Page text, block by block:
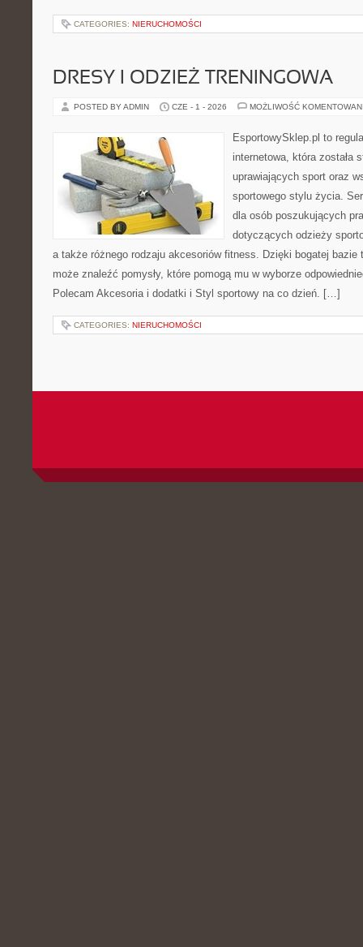
CATEGORIES: NIERUCHOMOŚCI
DRESY I ODZIEŻ TRENINGOWA
POSTED BY ADMIN CZE - 1 - 2026 MOŻLIWOŚĆ
EsportowySklep.pl to
internetowa, która została
uprawiających sport oraz
sportowego stylu życia.
dla osób poszukujących
dotyczących odzieży
a także różnego rodzaju akcesoriów fitness. Dzięki bogatej
może znaleźć pomysły, które pomogą mu w wyborze
Polecam Akcesoria i dodatki i Styl sportowy na co dzień. […]
CATEGORIES: NIERUCHOMOŚCI